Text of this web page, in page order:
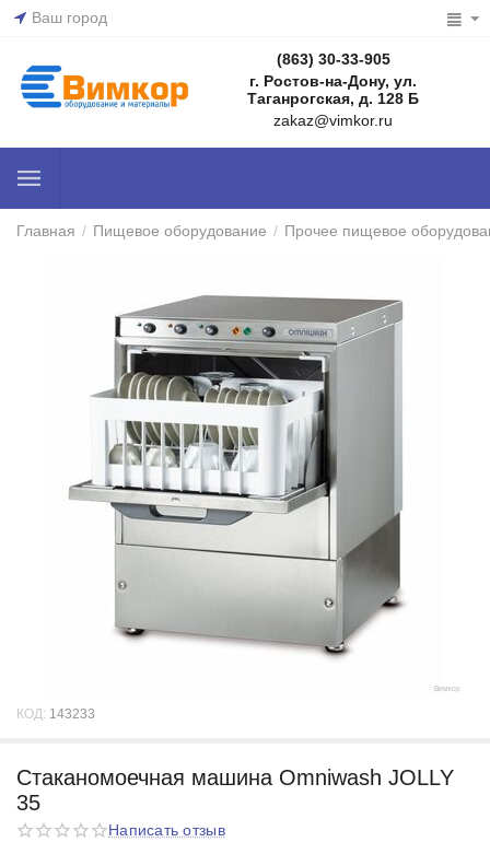
Ваш город
(863) 30-33-905
г. Ростов-на-Дону, ул.
Таганрогская, д. 128 Б
zakaz@vimkor.ru
Главная / Пищевое оборудование / Прочее пищевое
КОД: 143233
Стаканомоечная машина Omniwash JOLLY
35
Написать отзыв